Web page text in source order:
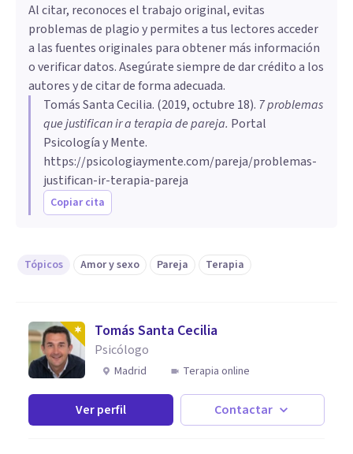
Al citar, reconoces el trabajo original, evitas
problemas de plagio y permites a tus lectores acceder
a las fuentes originales para obtener más información
o verificar datos. Asegúrate siempre de dar crédito a los
autores y de citar de forma adecuada.
Tomás Santa Cecilia. (2019, octubre 18). 7 problemas
que justifican ir a terapia de pareja. Portal
Psicología y Mente.
https://psicologiaymente.com/pareja/problemas-
justifican-ir-terapia-pareja
Copiar cita
Tópicos Amor y sexo Pareja Terapia
Tomás Santa Cecilia
Psicólogo
Madrid Terapia online
Ver perfil Contactar